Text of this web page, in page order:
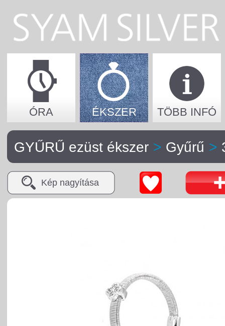
ÓRA ÉKSZER TÖBB INFÓ
GYŰRŰ ezüst ékszer > Gyűrű >
Kép nagyítása